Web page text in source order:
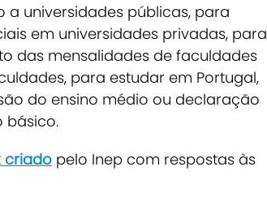
a universidades públicas, para
em universidades privadas, para
das mensalidades de faculdades
para estudar em Portugal,
do ensino médio ou declaração
básico.
criado pelo Inep com respostas às